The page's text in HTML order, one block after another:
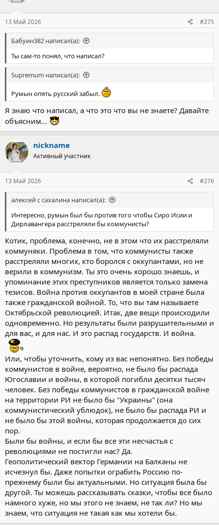
13 Май 2026 #275
Бабуин382 написал(а):
Ты сам-то понял, что написал?
Supremum написал(а):
Румын опять русский забыл.
Я знаю что написал, a что это что вы не знаете? Давайте
объясним...
nickname
Активный участник
13 Май 2026 #276
алексей с сахалина написал(а):
Интересно, румын был бы против того чтобы Сиро Исии и
Дирлавангера расстреляли бы коммунисты?
Котик, проблема, конечно, не в этом что их расстреляли
коммуняки. Проблема в том, что коммунисты также
расстреляли многих, кто боролся с оккупантами, но не
верили в коммунизм. Ты это очень хорошо знаешь, и
упоминание этих преступников является только замена
тезисов. Война против оккупантов в моей стране была
также гражданской войной. То, что вы там называете
Октябрьской революцией. Итак, две вещи происходили
одновременно. Но результаты были разрушительными и
для вас, и для нас. И это распад государств. И война.
Или, чтобы уточнить, кому из вас непонятно. Без победы
коммунистов в войне, вероятно, не было бы распада
Югославии и войны, в которой погибли десятки тысяч
человек. Без победы коммунистов в гражданской войне
на территории РИ не было бы "Украины" (она
коммунистический ублюдок), не было бы распада РИ и
не было бы этой войны, которая продолжается до сих
пор.
Были бы войны, и если бы все эти несчастья с
революциями не постигли нас? Да.
Геополитический вектор Германии на Балканы не
исчезнул бы. Даже попытки ограбить Россию по-
прежнему были бы актуальными. Но ситуация была бы
другой. Ты можешь рассказывать сказки, чтобы все было
намного хуже, но мы этого не знаем, не так ли? Но мы
знаем, что ситуация не такая как мы хотели бы.